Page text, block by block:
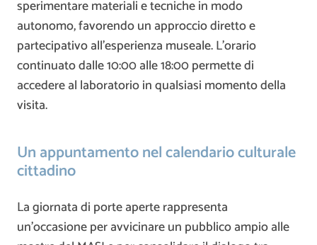
sperimentare materiali e tecniche in modo
autonomo, favorendo un approccio diretto e
partecipativo all’esperienza museale. L’orario
continuato dalle 10:00 alle 18:00 permette di
accedere al laboratorio in qualsiasi momento della
visita.
Un appuntamento nel calendario culturale
cittadino
La giornata di porte aperte rappresenta
un’occasione per avvicinare un pubblico ampio alle